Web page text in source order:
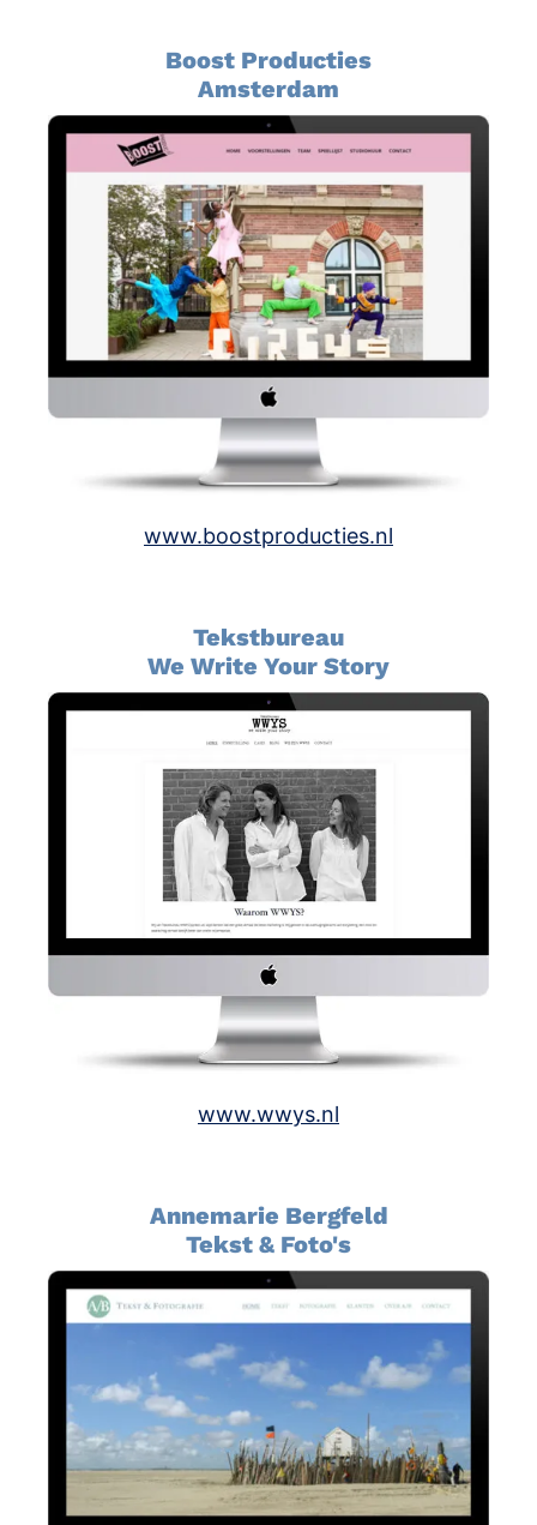
Boost Producties
Amsterdam
www.boostproducties.nl
Tekstbureau
We Write Your Story
www.wwys.nl
Annemarie Bergfeld
Tekst & Foto's